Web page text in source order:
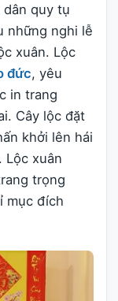
dân quy tụ
những nghi lễ
xuân. Lộc
đức, yêu
in trang
Cây lộc đặt
khởi lên hái
Lộc xuân
trọng
mục đích